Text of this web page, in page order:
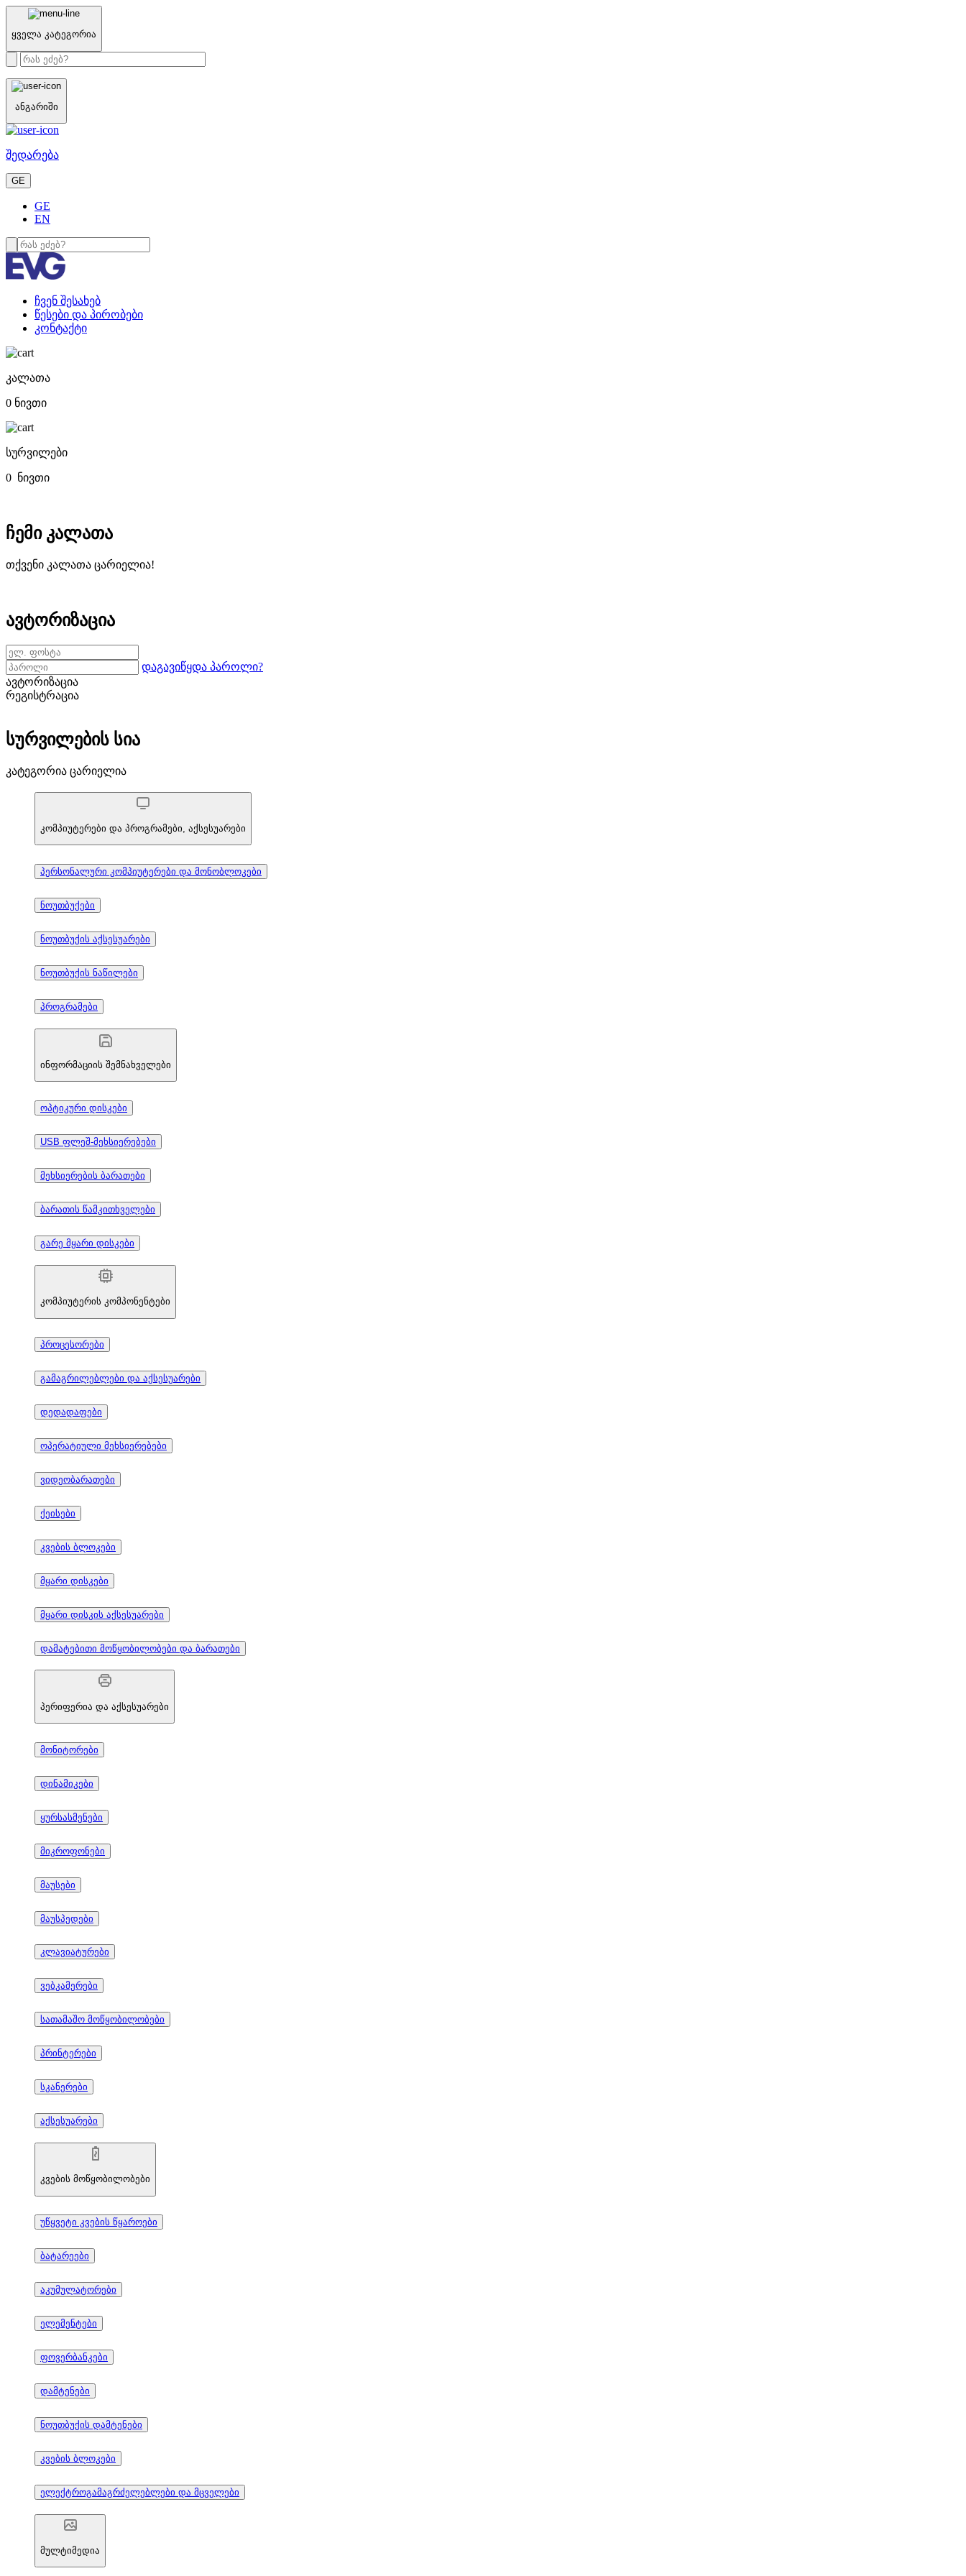
ყველა კატეგორია
ანგარიში
შედარება
GE
GE
EN
ჩვენ შესახებ
წესები და პირობები
კონტაქტი
კალათა
0 ნივთი
სურვილები
0 ნივთი
ჩემი კალათა
თქვენი კალათა ცარიელია!
ავტორიზაცია
დაგავიწყდა პაროლი?
ავტორიზაცია
რეგისტრაცია
სურვილების სია
კატეგორია ცარიელია
კომპიუტერები და პროგრამები, აქსესუარები
პერსონალური კომპიუტერები და მონობლოკები
ნოუთბუქები
ნოუთბუქის აქსესუარები
ნოუთბუქის ნაწილები
პროგრამები
ინფორმაციის შემნახველები
ოპტიკური დისკები
USB ფლეშ-მეხსიერებები
მეხსიერების ბარათები
ბარათის წამკითხველები
გარე მყარი დისკები
კომპიუტერის კომპონენტები
პროცესორები
გამაგრილებლები და აქსესუარები
დედადაფები
ოპერატიული მეხსიერებები
ვიდეობარათები
ქეისები
კვების ბლოკები
მყარი დისკები
მყარი დისკის აქსესუარები
დამატებითი მოწყობილობები და ბარათები
პერიფერია და აქსესუარები
მონიტორები
დინამიკები
ყურსასმენები
მიკროფონები
მაუსები
მაუსპედები
კლავიატურები
ვებკამერები
სათამაშო მოწყობილობები
პრინტერები
სკანერები
აქსესუარები
კვების მოწყობილობები
უწყვეტი კვების წყაროები
ბატარეები
აკუმულატორები
ელემენტები
ფოვერბანკები
დამტენები
ნოუთბუქის დამტენები
კვების ბლოკები
ელექტროგამაგრძელებლები და მცველები
მულტიმედია